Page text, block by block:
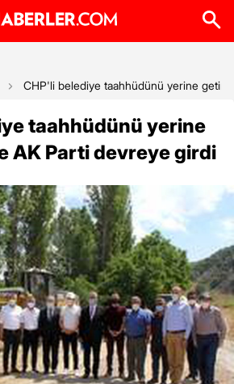
CHP'li belediye taahhüdünü yerine
taahhüdünü yerine
AK Parti devreye girdi